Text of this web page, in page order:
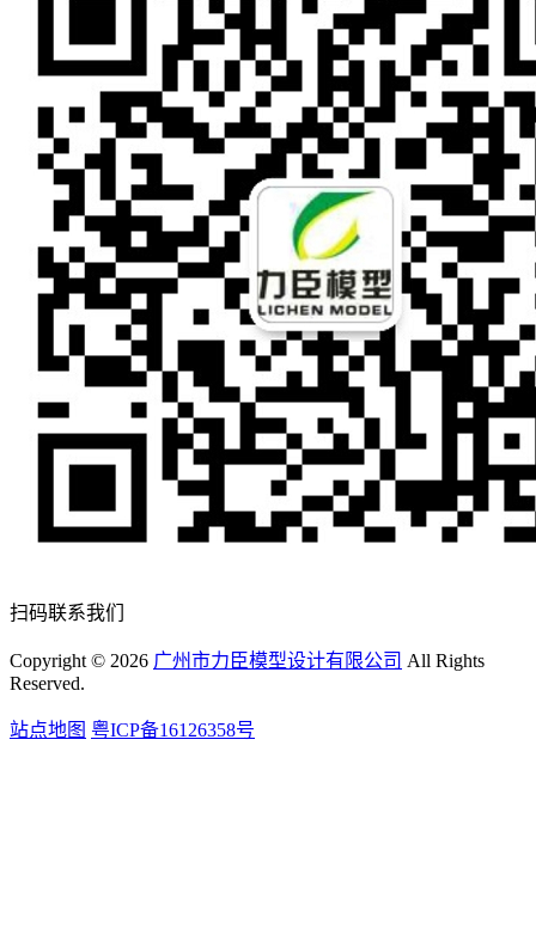
扫码联系我们
Copyright © 2026 广州市力臣模型设计有限公司 All Rights
Reserved.
站点地图 粤ICP备16126358号